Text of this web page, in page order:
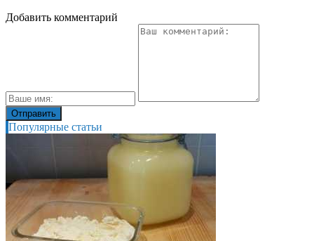
Добавить комментарий
Популярные статьи